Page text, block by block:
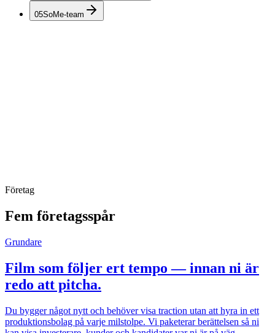
05SoMe-team
Företag
Fem företagsspår
Grundare
Film som följer ert tempo — innan ni är
redo att pitcha.
Du bygger något nytt och behöver visa traction utan att hyra in ett
produktionsbolag på varje milstolpe. Vi paketerar berättelsen så ni